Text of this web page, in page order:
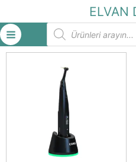
ELVAN
Products
search